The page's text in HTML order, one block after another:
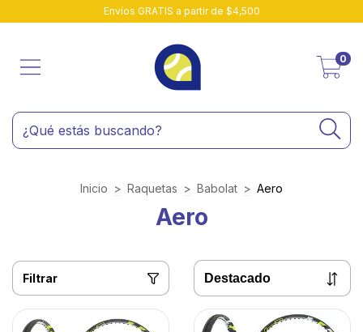
Envíos GRATIS a partir de $4,500
0
Inicio > Raquetas > Babolat > Aero
Aero
Filtrar